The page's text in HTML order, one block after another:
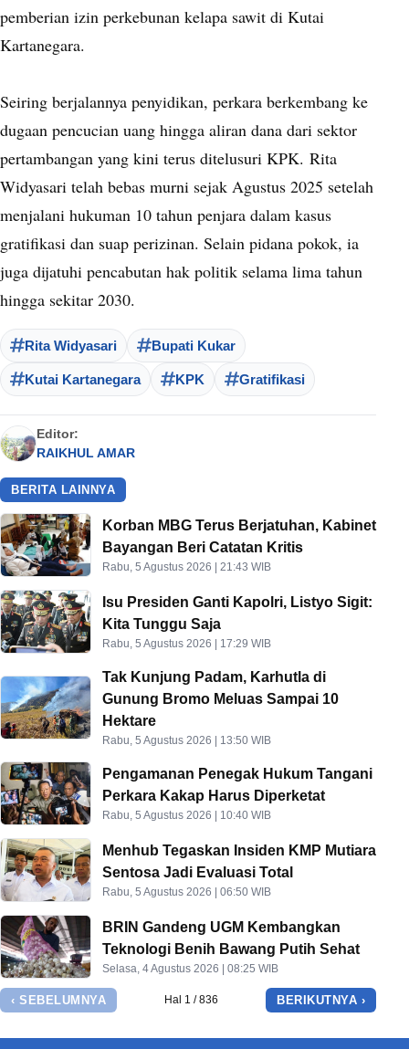
pemberian izin perkebunan kelapa sawit di Kutai
Kartanegara.
Seiring berjalannya penyidikan, perkara berkembang ke
dugaan pencucian uang hingga aliran dana dari sektor
pertambangan yang kini terus ditelusuri KPK. Rita
Widyasari telah bebas murni sejak Agustus 2025 setelah
menjalani hukuman 10 tahun penjara dalam kasus
gratifikasi dan suap perizinan. Selain pidana pokok, ia
juga dijatuhi pencabutan hak politik selama lima tahun
hingga sekitar 2030.
Rita Widyasari Bupati Kukar
Kutai Kartanegara KPK Gratifikasi
Editor:
RAIKHUL AMAR
BERITA LAINNYA
Korban MBG Terus Berjatuhan, Kabinet
Bayangan Beri Catatan Kritis
Rabu, 5 Agustus 2026 | 21:43 WIB
Isu Presiden Ganti Kapolri, Listyo Sigit:
Kita Tunggu Saja
Rabu, 5 Agustus 2026 | 17:29 WIB
Tak Kunjung Padam, Karhutla di
Gunung Bromo Meluas Sampai 10
Hektare
Rabu, 5 Agustus 2026 | 13:50 WIB
Pengamanan Penegak Hukum Tangani
Perkara Kakap Harus Diperketat
Rabu, 5 Agustus 2026 | 10:40 WIB
Menhub Tegaskan Insiden KMP Mutiara
Sentosa Jadi Evaluasi Total
Rabu, 5 Agustus 2026 | 06:50 WIB
BRIN Gandeng UGM Kembangkan
Teknologi Benih Bawang Putih Sehat
Selasa, 4 Agustus 2026 | 08:25 WIB
‹ SEBELUMNYA Hal 1 / 836 BERIKUTNYA ›